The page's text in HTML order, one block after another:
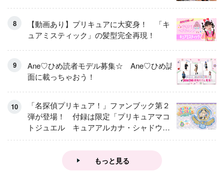
【動画あり】プリキュアに大変身！ 「キ
ュアミスティック」の髪型完全再現！
Ane♡ひめ読者モデル募集☆ Ane♡ひめ誌
面に載っちゃおう！
「名探偵プリキュア！」ファンブック第２
弾が登場！ 付録は限定「プリキュアマコ
トジュエル キュアアルカナ・シャドウ
アイスver.」 キュアエクレールを大特
もっと見る